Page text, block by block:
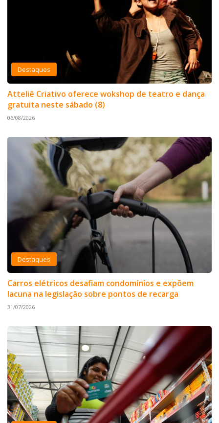
Destaques
Atteliê Criativo oferece wokshop de teatro e dança
gratuita neste sábado (8)
06/08/2026
Destaques
Carros elétricos desafiam condomínios e expõem
lacuna na legislação sobre pontos de recarga
31/07/2026